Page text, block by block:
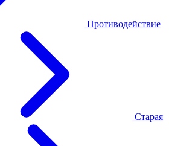
Противодействие
Старая